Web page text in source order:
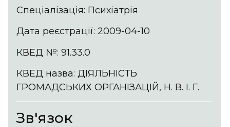
Спеціалізація: Психіатрія
Дата реєстрації: 2009-04-10
КВЕД №: 91.33.0
КВЕД назва: ДІЯЛЬНІСТЬ
ГРОМАДСЬКИХ ОРГАНІЗАЦІЙ, Н. В. І. Г.
Зв'язок